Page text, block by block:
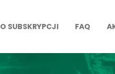
O SUBSKRYPCJI FAQ